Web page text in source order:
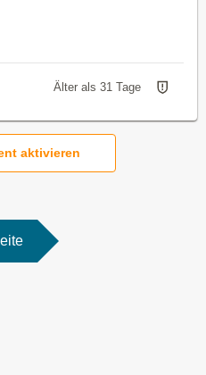
Älter als 31 Tage
aktivieren